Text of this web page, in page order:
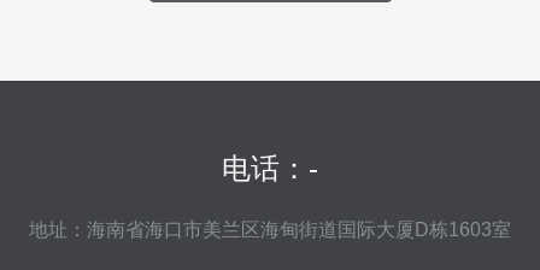
电话：-
地址：海南省海口市美兰区海甸街道国际大厦D栋1603室